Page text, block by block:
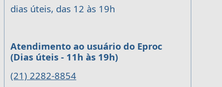
dias úteis, das 12 às 19h
Atendimento ao usuário do Eproc
(Dias úteis - 11h às 19h)
(21) 2282-8854